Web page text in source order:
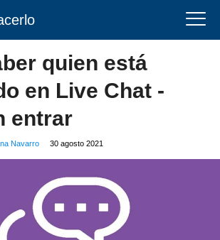
quien está
en Live Chat -
entrar
Navarro 30 agosto 2021